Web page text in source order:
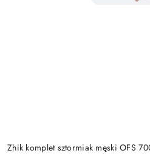
Zhik komplet sztormiak męski OFS